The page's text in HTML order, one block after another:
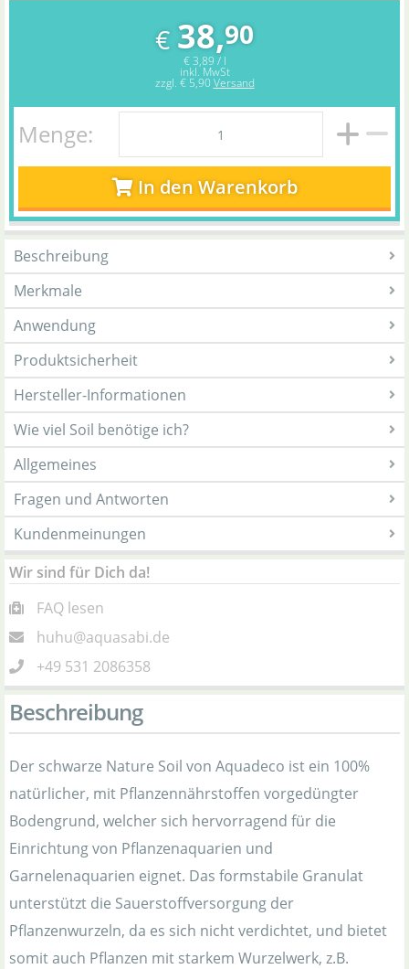
€ 38,90
€ 3,89 / l
inkl. MwSt
zzgl. € 5,90 Versand
Menge:
In den Warenkorb
Beschreibung
Merkmale
Anwendung
Produktsicherheit
Hersteller-Informationen
Wie viel Soil benötige ich?
Allgemeines
Fragen und Antworten
Kundenmeinungen
Wir sind für Dich da!
FAQ lesen
huhu@aquasabi.de
+49 531 2086358
Beschreibung
Der schwarze Nature Soil von Aquadeco ist ein 100%
natürlicher, mit Pflanzennährstoffen vorgedüngter
Bodengrund, welcher sich hervorragend für die
Einrichtung von Pflanzenaquarien und
Garnelenaquarien eignet. Das formstabile Granulat
unterstützt die Sauerstoffversorgung der
Pflanzenwurzeln, da es sich nicht verdichtet, und bietet
somit auch Pflanzen mit starkem Wurzelwerk, z.B.